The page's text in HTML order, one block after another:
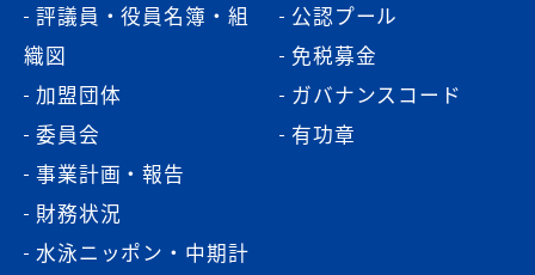
評議員・役員名簿・組
織図
加盟団体
委員会
事業計画・報告
財務状況
水泳ニッポン・中期計
公認プール
免税募金
ガバナンスコード
有功章